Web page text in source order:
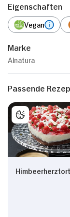
Eigenschaften
Vegan
Marke
Alnatura
Passende